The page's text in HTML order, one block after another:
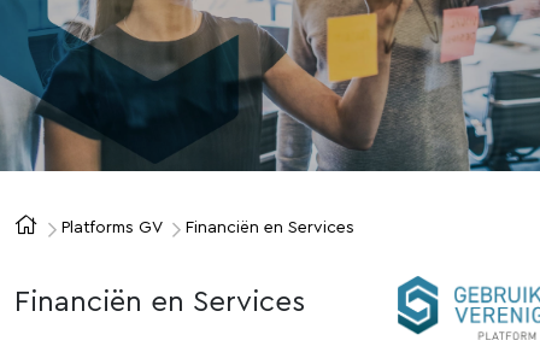
Platforms GV Financiën en Services
Financiën en Services